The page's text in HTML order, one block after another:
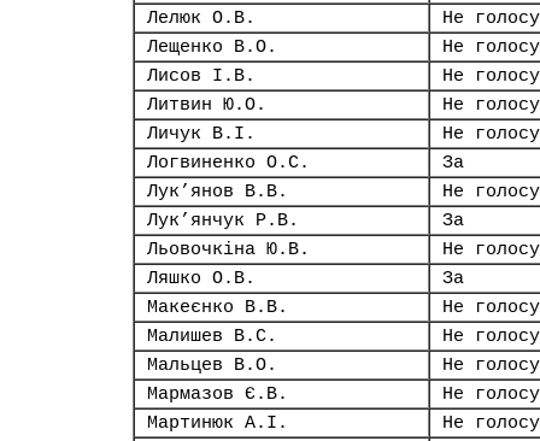
Лелюк О.В.
Не
Лещенко В.О.
Не
Лисов І.В.
Не
Литвин Ю.О.
Не
Личук В.І.
Не
Логвиненко О.С.
За
Лук’янов В.В.
Не
Лук’янчук Р.В.
За
Льовочкіна Ю.В.
Не
Ляшко О.В.
За
Макеєнко В.В.
Не
Малишев В.С.
Не
Мальцев В.О.
Не
Мармазов Є.В.
Не
Мартинюк А.І.
Не